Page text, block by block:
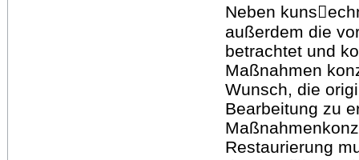
Neben
außerdem die
betrachtet und
Maßnahmen
Wunsch, die
Bearbeitung zu
Restaurierung